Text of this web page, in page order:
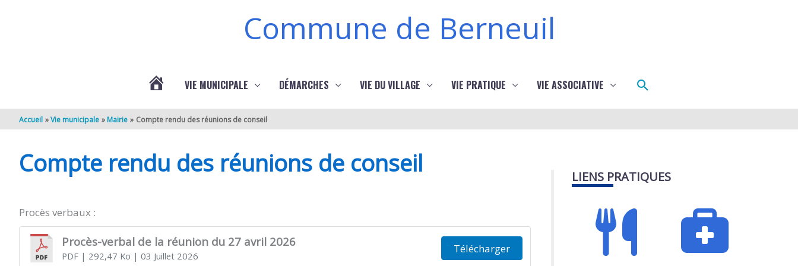
Commune de Berneuil
VIE MUNICIPALE DÉMARCHES VIE DU VILLAGE VIE PRATIQUE VIE ASSOCIATIVE Rechercher
Accueil Vie municipale Mairie Compte rendu des réunions de conseil
Compte rendu des réunions de conseil
Procès verbaux :
Procès-verbal de la réunion du 27 avril 2026
PDF| 292,47 Ko | 03 Juillet 2026
Télécharger
LIENS PRATIQUES